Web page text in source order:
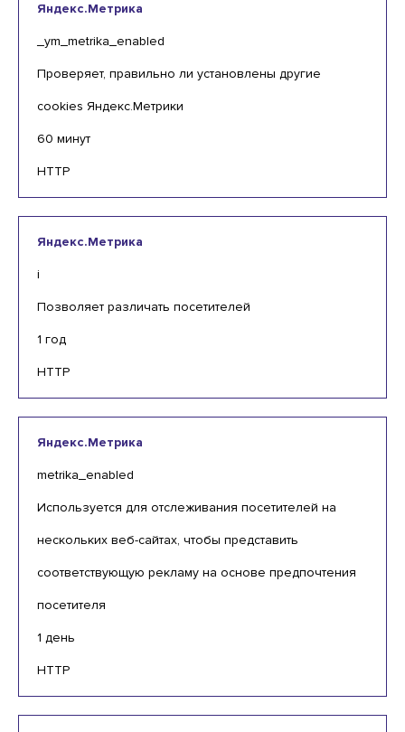
Яндекс.Метрика
_ym_metrika_enabled
Проверяет, правильно ли установлены другие
cookies Яндекс.Метрики
60 минут
HTTP
Яндекс.Метрика
i
Позволяет различать посетителей
1 год
HTTP
Яндекс.Метрика
metrika_enabled
Используется для отслеживания посетителей на
нескольких веб-сайтах, чтобы представить
соответствующую рекламу на основе предпочтения
посетителя
1 день
HTTP